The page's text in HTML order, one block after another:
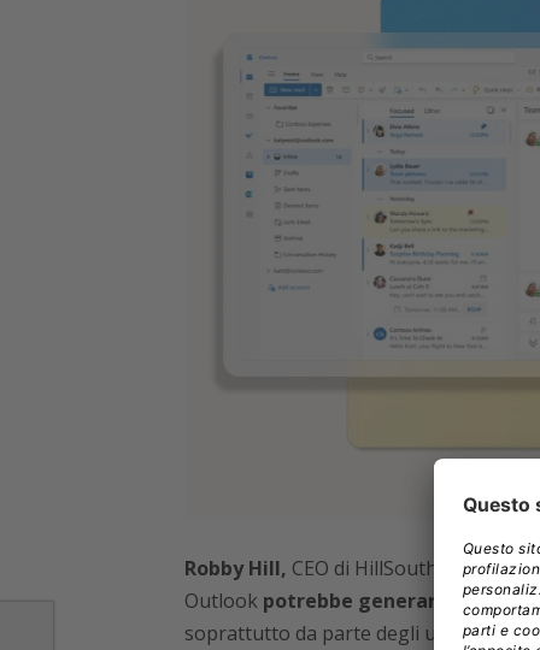
Robby Hill, CEO di HillSouth,
Outlookpotrebbe generare un
soprattutto da parte degli utenti